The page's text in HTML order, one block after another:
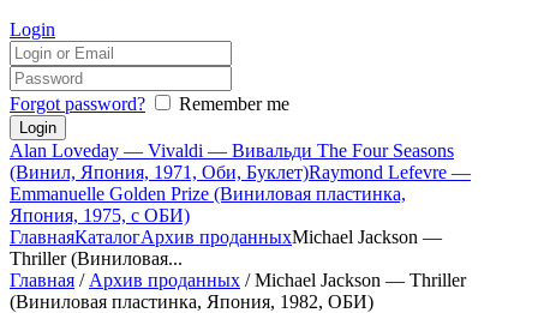
Login
Forgot password? Remember me
Alan Loveday — Vivaldi — Вивальди The Four Seasons
(Винил, Япония, 1971, Оби, Буклет)Raymond Lefevre —
Emmanuelle Golden Prize (Виниловая пластинка,
Япония, 1975, с ОБИ)
ГлавнаяКаталогАрхив проданныхMichael Jackson —
Thriller (Виниловая...
Главная / Архив проданных / Michael Jackson — Thriller
(Виниловая пластинка, Япония, 1982, ОБИ)